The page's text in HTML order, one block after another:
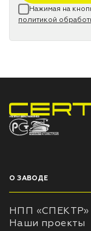
Нажимая на
политикой
НПП «СПЕКТР» ЗАВОД ЛАКОКРАСОЧНЫХ МАТЕРИАЛОВ
О ЗАВОДЕ
НПП «СПЕКТР»
Наши проекты